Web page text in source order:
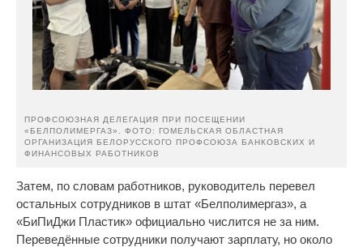
ПРОФСОЮЗНАЯ ДЕЛЕГАЦИЯ ПРИ ПОСЕЩЕНИИ
«БЕЛПОЛИМЕРГАЗ». ФОТО: ГОМЕЛЬСКАЯ ОБЛАСТНАЯ
ОРГАНИЗАЦИЯ БЕЛОРУССКОГО ПРОФСОЮЗА БАНКОВСКИХ И
ФИНАНСОВЫХ РАБОТНИКОВ
Затем, по словам работников, руководитель перевел
остальных сотрудников в штат «Белполимергаз», а
«БиПиДжи Пластик» официально числится не за ним.
Переведённые сотрудники получают зарплату, но около